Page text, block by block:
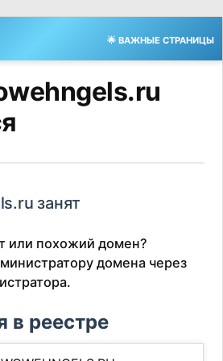
🌟 ВАЖНЫЕ СТРАНИЦЫ
занят
или похожий домен?
домена через
в реестре